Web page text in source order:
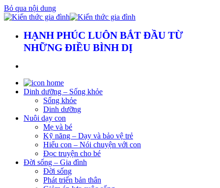
Bỏ qua nội dung
HẠNH PHÚC LUÔN BẮT ĐẦU TỪ
NHỮNG ĐIỀU BÌNH DỊ
Dinh dưỡng – Sống khỏe
Sống khỏe
Dinh dưỡng
Nuôi dạy con
Mẹ và bé
Kỹ năng – Dạy và bảo vệ trẻ
Hiểu con – Nói chuyện với con
Đọc truyện cho bé
Đời sống – Gia đình
Đời sống
Phát triển bản thân